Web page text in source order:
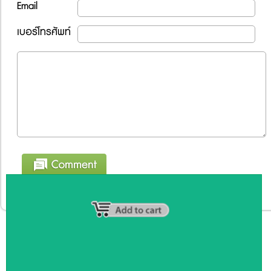
Email
เบอร์โทรศัพท์